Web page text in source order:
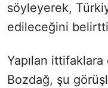
söyleyerek,
edileceğini
Yapılan
Bozdağ, şu